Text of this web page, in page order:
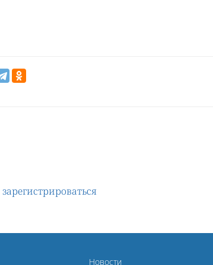
зарегистрироваться
Новости